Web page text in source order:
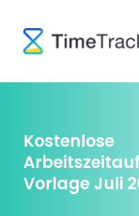
Kostenlose
Vorlage Juli